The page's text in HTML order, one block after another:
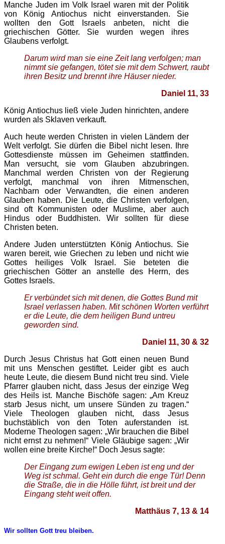
Manche Juden im Volk Israel waren mit der Politik
von König Antiochus nicht einverstanden. Sie
wollten den Gott Israels anbeten, nicht die
griechischen Götter. Sie wurden wegen ihres
Glaubens verfolgt.
Darum wird man sie eine Zeit lang verfolgen; man
nimmt sie gefangen, tötet sie mit dem Schwert, raubt
ihren Besitz und brennt ihre Häuser nieder.
Daniel 11, 33
König Antiochus ließ viele Juden hinrichten, andere
wurden als Sklaven verkauft.
Auch heute werden Christen in vielen Ländern der
Welt verfolgt. Sie dürfen die Bibel nicht lesen. Ihre
Gottesdienste müssen im Geheimen stattfinden.
Man versucht, sie vom Glauben abzubringen.
Manchmal werden Christen von der Regierung
verfolgt, manchmal von ihren Mitmenschen,
Nachbarn oder Verwandten, die einen anderen
Glauben haben. Die Leute, die Christen verfolgen,
sind oft Kommunisten oder Muslime, aber auch
Hindus oder Buddhisten. Wir sollten für diese
Christen beten.
Andere Juden unterstützten König Antiochus. Sie
waren bereit, wie Griechen zu leben und nicht wie
Gottes heiliges Volk Israel. Sie beteten die
griechischen Götter an anstelle des Herrn, des
Gottes Israels.
Er verbündet sich mit denen, die Gottes Bund mit
Israel verlassen haben. Mit schönen Worten verführt
er die Leute, die dem heiligen Bund untreu
geworden sind.
Daniel 11, 30 & 32
Durch Jesus Christus hat Gott einen neuen Bund
mit uns Menschen gestiftet. Leider gibt es auch
heute Leute, die diesem Bund nicht treu sind. Viele
Pfarrer glauben nicht, dass Jesus der einzige Weg
des Heils ist. Manche Bischöfe sagen: „Am Kreuz
starb Jesus nicht, um unsere Sünden zu tragen.“
Viele Theologen glauben nicht, dass Jesus
buchstäblich von den Toten auferstanden ist.
Moderne Theologen sagen: „Wir brauchen die Bibel
nicht ernst zu nehmen!“ Viele Gläubige sagen: „Wir
wollen eine breite Kirche!“ Doch Jesus sagte:
Der Eingang zum ewigen Leben ist eng und der
Weg ist schmal. Geht ein durch die enge Tür! Denn
die Straße, die in die Hölle führt, ist breit und der
Eingang steht weit offen.
Matthäus 7, 13 & 14
Wir sollten Gott treu bleiben.